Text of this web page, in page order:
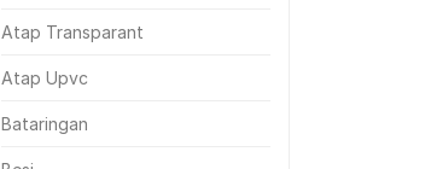
Atap Transparant
Atap Upvc
Bataringan